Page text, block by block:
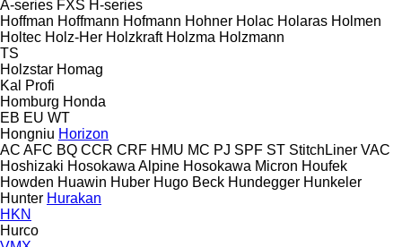
A-series FXS H-series
Hoffman Hoffmann Hofmann Hohner Holac Holaras Holmen
Holtec Holz-Her Holzkraft Holzma Holzmann
TS
Holzstar Homag
Kal
Profi
Homburg Honda
EB EU WT
Hongniu Horizon
AC AFC BQ CCR CRF HMU MC PJ SPF ST StitchLiner VAC
Hoshizaki Hosokawa Alpine Hosokawa Micron Houfek
Howden Huawin Huber Hugo Beck Hundegger Hunkeler
Hunter Hurakan
HKN
Hurco